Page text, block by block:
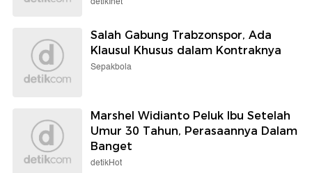
Salah Gabung Trabzonspor, Ada
Klausul Khusus dalam Kontraknya
Sepakbola
Marshel Widianto Peluk Ibu Setelah
Umur 30 Tahun, Perasaannya Dalam
Banget
detikHot